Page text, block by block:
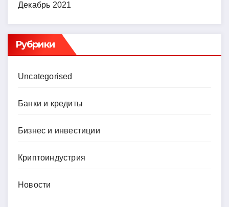
Декабрь 2021
Рубрики
Uncategorised
Банки и кредиты
Бизнес и инвестиции
Криптоиндустрия
Новости